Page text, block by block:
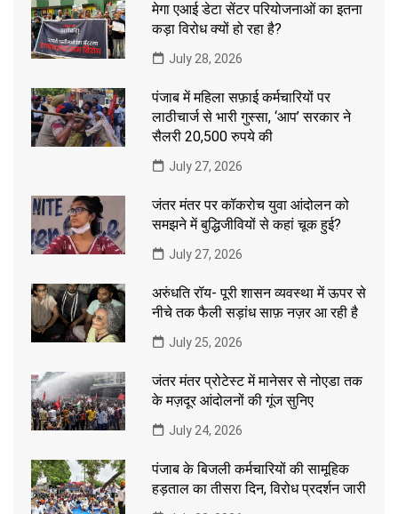
मेगा एआई डेटा सेंटर परियोजनाओं का इतना
कड़ा विरोध क्यों हो रहा है?
July 28, 2026
पंजाब में महिला सफ़ाई कर्मचारियों पर
लाठीचार्ज से भारी गुस्सा, ‘आप’ सरकार ने
सैलरी 20,500 रुपये की
July 27, 2026
जंतर मंतर पर कॉकरोच युवा आंदोलन को
समझने में बुद्धिजीवियों से कहां चूक हुई?
July 27, 2026
अरुंधति रॉय- पूरी शासन व्यवस्था में ऊपर से
नीचे तक फैली सड़ांध साफ़ नज़र आ रही है
July 25, 2026
जंतर मंतर प्रोटेस्ट में मानेसर से नोएडा तक
के मज़दूर आंदोलनों की गूंज सुनिए
July 24, 2026
पंजाब के बिजली कर्मचारियों की सामूहिक
हड़ताल का तीसरा दिन, विरोध प्रदर्शन जारी